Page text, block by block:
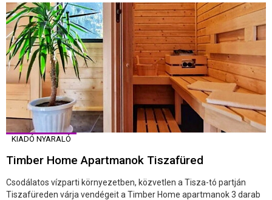
KIADÓ NYARALÓ
Timber Home Apartmanok Tiszafüred
Csodálatos vízparti környezetben, közvetlen a Tisza-tó partján
Tiszafüreden várja vendégeit a Timber Home apartmanok 3 darab